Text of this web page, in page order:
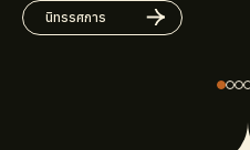
นิทรรศการ